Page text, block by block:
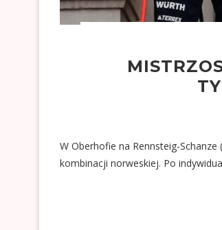
W Oberhofie na Rennsteig-
kombinacji norweskiej. Po